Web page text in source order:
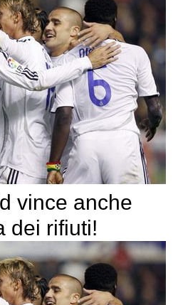
vince anche
dei rifiuti!